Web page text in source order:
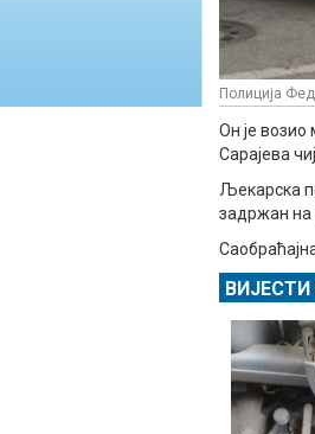
Полиција
Он је возио
Сарајева
Љекарска
задржан